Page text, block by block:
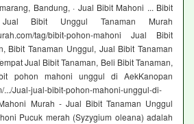
Bandung, · Jual Bibit Mahoni ... Bibit
Bibit Unggul Tanaman Murah
tag/bibit-pohon-mahoni Jual Bibit
Bibit Tanaman Unggul, Jual Bibit Tanaman
Jual Bibit Tanaman, Beli Bibit Tanaman,
pohon mahoni unggul di AekKanopan
.../Jual-jual-bibit-pohon-mahoni-unggul-di-
Murah - Jual Bibit Tanaman Unggul
Pucuk merah (Syzygium oleana) adalah